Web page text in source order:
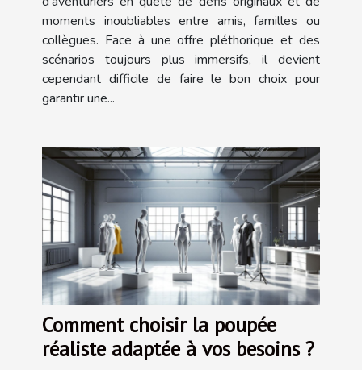
moments inoubliables entre amis, familles ou
collègues. Face à une offre pléthorique et des
scénarios toujours plus immersifs, il devient
cependant difficile de faire le bon choix pour
garantir une...
Comment choisir la poupée
réaliste adaptée à vos besoins ?